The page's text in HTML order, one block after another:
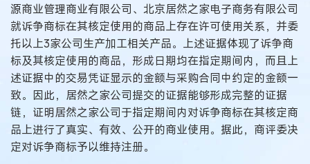
源商业管理商业有限公司、北京居然之家电子商务有限公司
就诉争商标在其核定使用的商品上存在许可使用关系，并委
托以上3家公司生产加工相关产品。上述证据体现了诉争商
标及其核定使用的商品，形成日期均在指定期间内，而且上
述证据中的交易凭证显示的金额与采购合同中约定的金额一
致。因此，居然之家公司提交的证据能够形成完整的证据
链，证明居然之家公司于指定期间内对诉争商标在其核定商
品上进行了真实、有效、公开的商业使用。据此，商评委决
定对诉争商标予以维持注册。